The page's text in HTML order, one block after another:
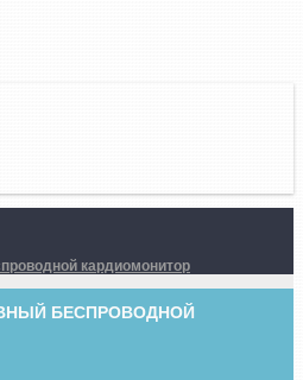
кардиомонитор
БЕСПРОВОДНОЙ